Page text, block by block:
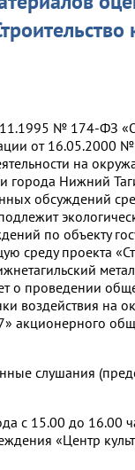
№ 174-ФЗ
от 16.05.2000
на
города Нижний
обсуждений
по объекту
среду проекта
о проведении
воздействия на
акционерного
слушания
с 15.00 до 16.00
«Центр